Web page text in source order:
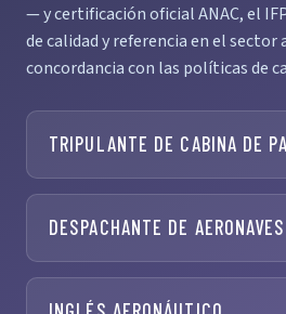
— y certificación oficial ANAC, el
de calidad y referencia en el sector
concordancia con las políticas de
TRIPULANTE DE CABINA DE
DESPACHANTE DE AERONAVES